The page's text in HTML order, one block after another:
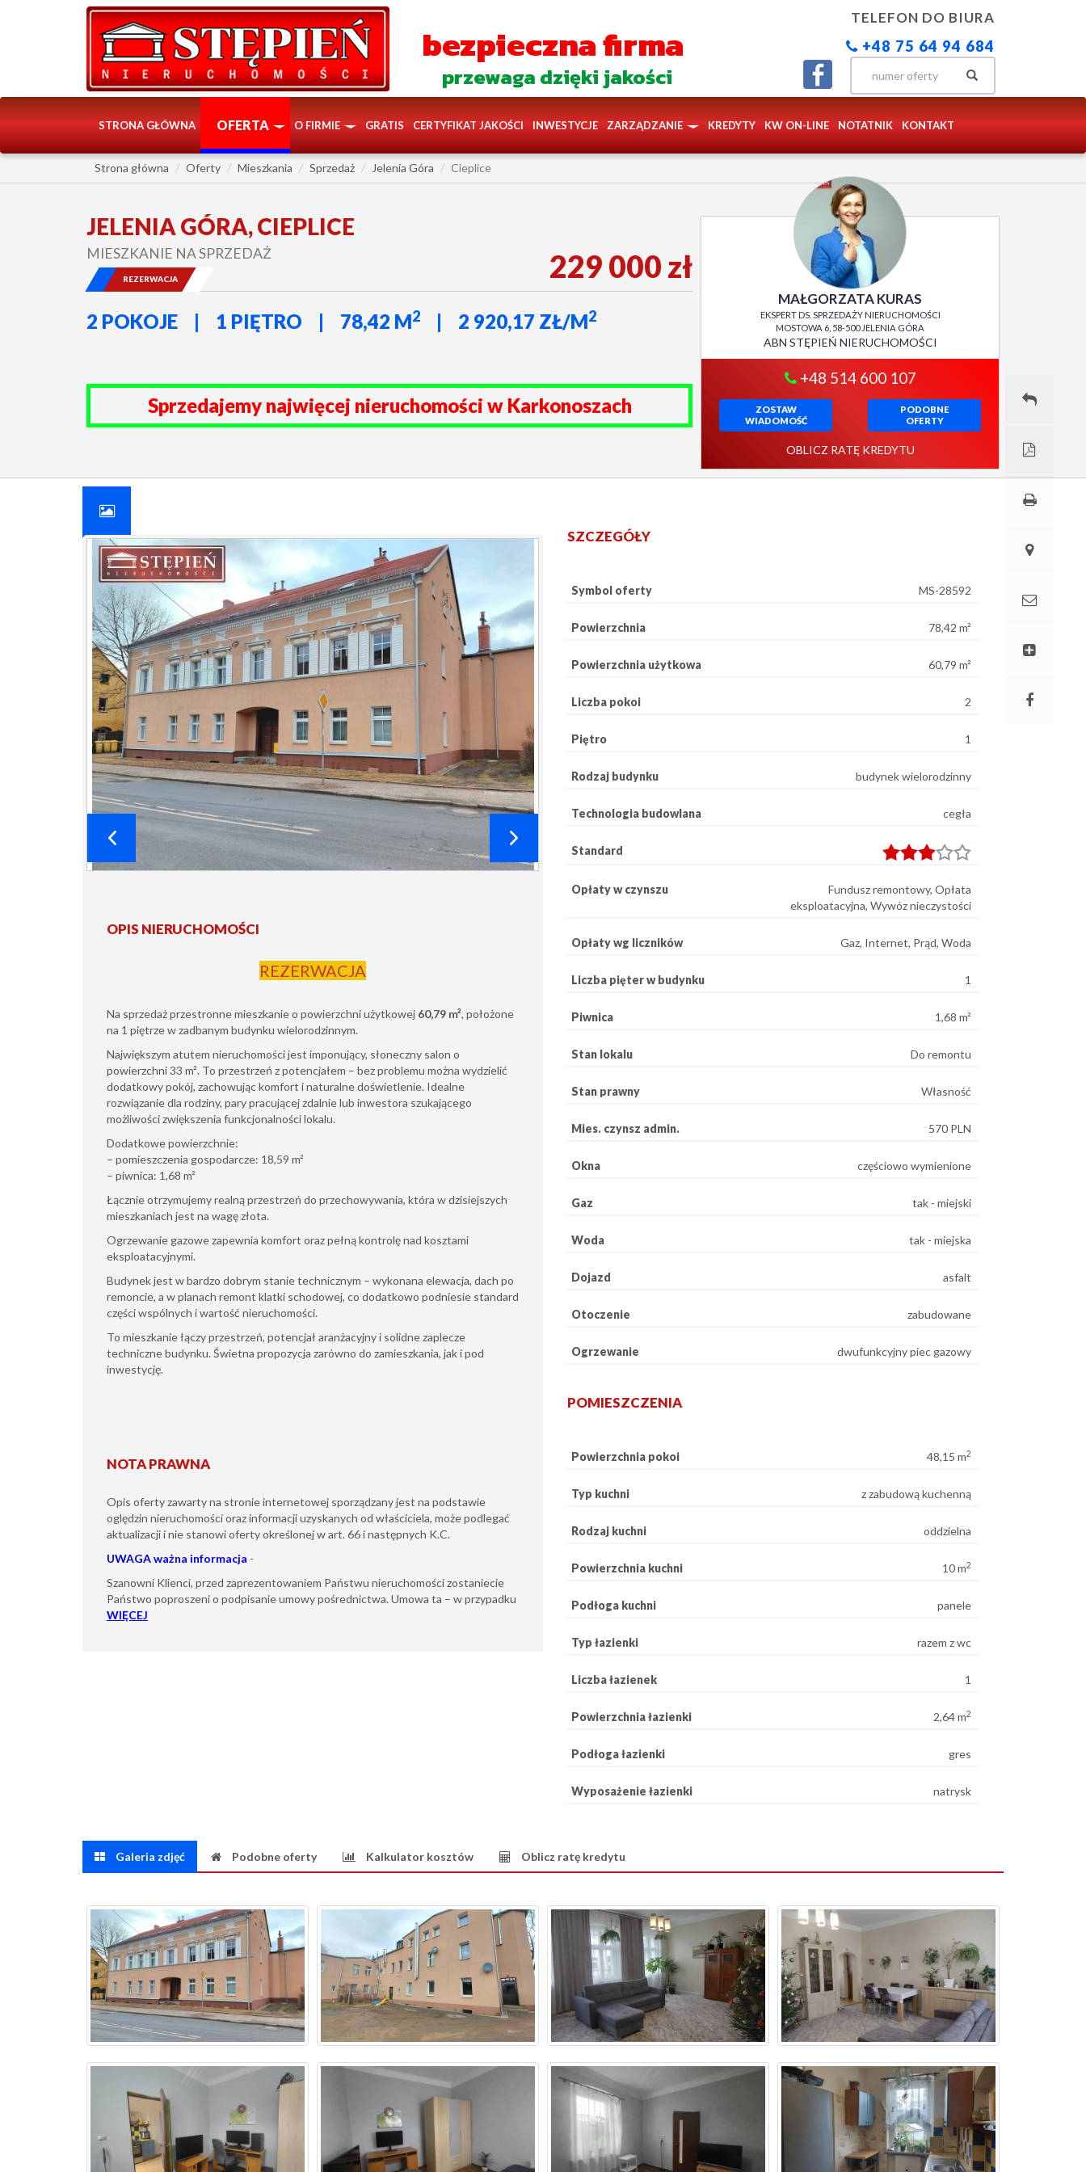
bezpieczna firma
przewaga dzięki jakości
TELEFON DO BIURA
+48 75 64 94 684
STRONA GŁÓWNA OFERTA O FIRMIE GRATIS CERTYFIKAT JAKOŚCI INWESTYCJE ZARZĄDZANIE KREDYTY KW ON-LINE NOTATNIK KONTAKT
Strona główna Oferty Mieszkania Sprzedaż Jelenia Góra Cieplice
JELENIA GÓRA, CIEPLICE
MIESZKANIE NA SPRZEDAŻ
2 POKOJE 1 PIĘTRO 78,42 M2 2 920,17 ZŁ/M2
229 000 zł
REZERWACJA
Sprzedajemy najwięcej nieruchomości w Karkonoszach
MAŁGORZATA KURAS
EKSPERT DS. SPRZEDAŻY NIERUCHOMOŚCI
MOSTOWA 6, 58-500 JELENIA GÓRA
ABN STĘPIEŃ NIERUCHOMOŚCI
+48 514 600 107
ZOSTAW
WIADOMOŚĆ
PODOBNE
OFERTY
OBLICZ RATĘ KREDYTU
OPIS NIERUCHOMOŚCI
REZERWACJA
Na sprzedaż przestronne mieszkanie o powierzchni użytkowej 60,79 m², położone
na 1 piętrze w zadbanym budynku wielorodzinnym.
Największym atutem nieruchomości jest imponujący, słoneczny salon o
powierzchni 33 m². To przestrzeń z potencjałem – bez problemu można wydzielić
dodatkowy pokój, zachowując komfort i naturalne doświetlenie. Idealne
rozwiązanie dla rodziny, pary pracującej zdalnie lub inwestora szukającego
możliwości zwiększenia funkcjonalności lokalu.
Dodatkowe powierzchnie:
– pomieszczenia gospodarcze: 18,59 m²
– piwnica: 1,68 m²
Łącznie otrzymujemy realną przestrzeń do przechowywania, która w dzisiejszych
mieszkaniach jest na wagę złota.
Ogrzewanie gazowe zapewnia komfort oraz pełną kontrolę nad kosztami
eksploatacyjnymi.
Budynek jest w bardzo dobrym stanie technicznym – wykonana elewacja, dach po
remoncie, a w planach remont klatki schodowej, co dodatkowo podniesie standard
części wspólnych i wartość nieruchomości.
To mieszkanie łączy przestrzeń, potencjał aranżacyjny i solidne zaplecze
techniczne budynku. Świetna propozycja zarówno do zamieszkania, jak i pod
inwestycję.
NOTA PRAWNA
Opis oferty zawarty na stronie internetowej sporządzany jest na podstawie
oględzin nieruchomości oraz informacji uzyskanych od właściciela, może podlegać
aktualizacji i nie stanowi oferty określonej w art. 66 i następnych K.C.
UWAGAważna informacja -
Szanowni Klienci, przed zaprezentowaniem Państwu nieruchomości zostaniecie
Państwo poproszeni o podpisanie umowy pośrednictwa. Umowa ta – w przypadku
WIĘCEJ
SZCZEGÓŁY
Symbol oferty MS-28592
Powierzchnia 78,42 m²
Powierzchnia użytkowa 60,79 m²
Liczba pokoi 2
Piętro 1
Rodzaj budynku budynek wielorodzinny
Technologia budowlana cegła
Standard
Opłaty w czynszu
Fundusz remontowy, Opłata
eksploatacyjna, Wywóz nieczystości
Opłaty wg liczników Gaz, Internet, Prąd, Woda
Liczba pięter w budynku 1
Piwnica 1,68 m²
Stan lokalu Do remontu
Stan prawny Własność
Mies. czynsz admin. 570 PLN
Okna częściowo wymienione
Gaz tak - miejski
Woda tak - miejska
Dojazd asfalt
Otoczenie zabudowane
Ogrzewanie dwufunkcyjny piec gazowy
POMIESZCZENIA
Powierzchnia pokoi 48,15 m2
Typ kuchni z zabudową kuchenną
Rodzaj kuchni oddzielna
Powierzchnia kuchni 10 m2
Podłoga kuchni panele
Typ łazienki razem z wc
Liczba łazienek 1
Powierzchnia łazienki 2,64 m2
Podłoga łazienki gres
Wyposażenie łazienki natrysk
Galeria zdjęć Podobne oferty Kalkulator kosztów Oblicz ratę kredytu